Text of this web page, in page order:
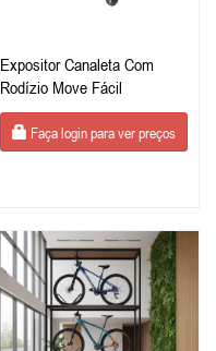
Expositor Canaleta Com
Rodízio Move Fácil
Faça login para ver preços